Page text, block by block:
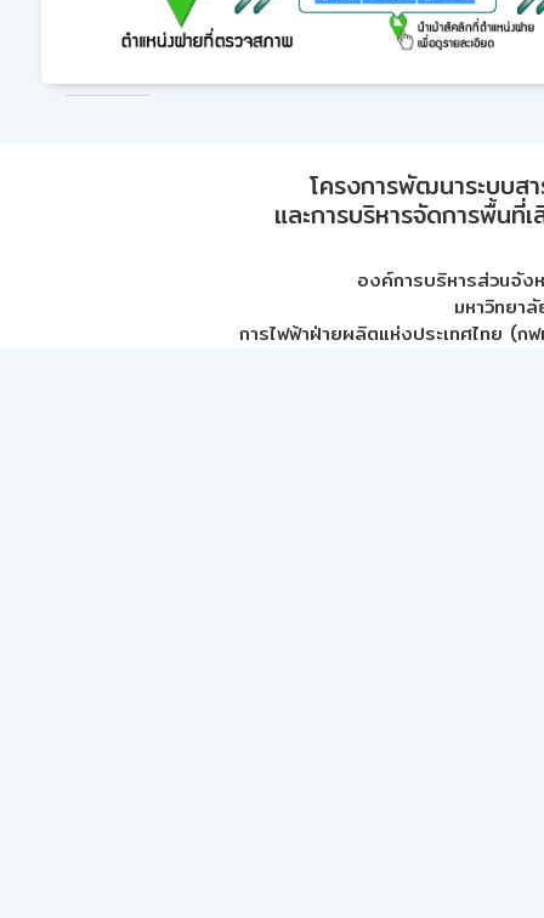
โครงการพัฒนาระบบส
และการบริหารจัดการพื้นที่
องค์การบริหารส่วนจัง
มหาวิทยา
การไฟฟ้าฝ่ายผลิตแห่งประเทศไทย (กฟ